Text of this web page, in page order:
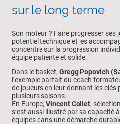
sur le long terme
Son moteur ? Faire progresser ses
potentiel technique et les
concentre sur la progression
équipe patiente et solide.
Dans le basket, Gregg Popovich
l’exemple parfait du coach
de joueurs en leur donnant les clés
plusieurs saisons.
En Europe, Vincent Collet,
s’est aussi illustré par sa capacité
équipes dans une démarche